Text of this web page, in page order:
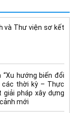
và Thư viện sơ kết
hướng biến đổi
các thời kỳ – Thực
giải pháp xây dựng
mới